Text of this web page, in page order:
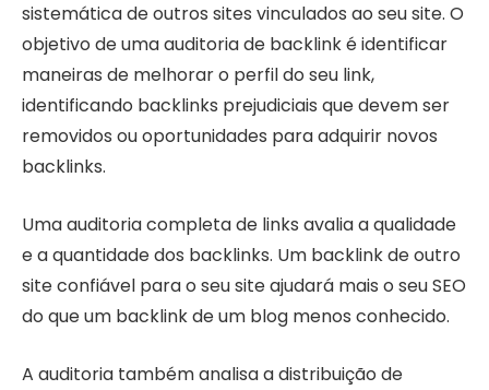
sistemática de outros sites vinculados ao seu site. O
objetivo de uma auditoria de backlink é identificar
maneiras de melhorar o perfil do seu link,
identificando backlinks prejudiciais que devem ser
removidos ou oportunidades para adquirir novos
backlinks.
Uma auditoria completa de links avalia a qualidade
e a quantidade dos backlinks. Um backlink de outro
site confiável para o seu site ajudará mais o seu SEO
do que um backlink de um blog menos conhecido.
A auditoria também analisa a distribuição de